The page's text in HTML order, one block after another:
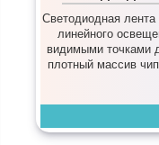
Светодиодная
линейного
видимыми точками
плотный массив